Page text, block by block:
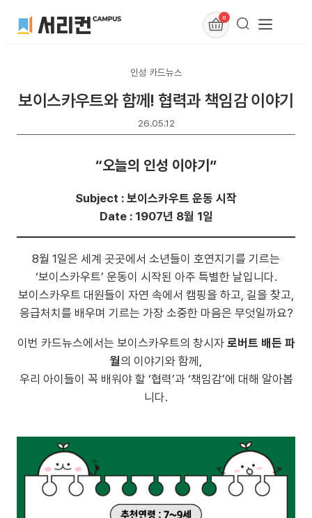
0
인성 카드뉴스
보이스카우트와 함께! 협력과 책임감 이야기
26.05.12
“오늘의 인성 이야기”
Subject : 보이스카우트 운동 시작
Date : 1907년 8월 1일
8월 1일은 세계 곳곳에서 소년들이 호연지기를 기르는
‘보이스카우트’ 운동이 시작된 아주 특별한 날입니다.
보이스카우트 대원들이 자연 속에서 캠핑을 하고, 길을 찾고,
응급처치를 배우며 기르는 가장 소중한 마음은 무엇일까요?
이번 카드뉴스에서는 보이스카우트의 창시자 로버트 배든 파
월의 이야기와 함께,
우리 아이들이 꼭 배워야 할 ‘협력’과 ‘책임감’에 대해 알아봅
니다.